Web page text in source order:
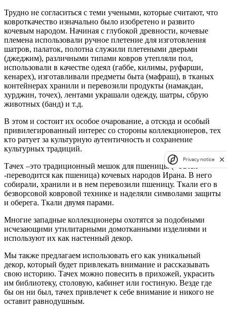
Трудно не согласиться с теми учеными, которые считают, что
ковроткачество изначально было изобретено и развито
кочевым народом. Начиная с глубокой древности, кочевые
племена использовали ручное плетение для изготовления
шатров, палаток, полотна служили плетеными дверьми
(джеджим), различными типами ковров утепляли пол,
использовали в качестве одеял (габбе, килимы, руфарши,
кенарех), изготавливали предметы быта (мафраш), в тканых
контейнерах хранили и перевозили продукты (намакдан,
хурджин, точех), лентами украшали одежду, шатры, сбрую
животных (банд) и т.д.
В этом и состоит их особое очарование, а отсюда и особый
привилегированный интерес со стороны коллекционеров, тех
кто ратует за культурную аутентичность и сохранение
культурных традиций.
Тачех –это традиционный мешок для пшеницы («Тачех»
-переводится как пшеница) кочевых народов Ирана. В него
собирали, хранили и в нем перевозили пшеницу. Ткали его в
безворсовой ковровой технике и наделяли символами защиты
и оберега. Ткали двумя парами.
Многие западные коллекционеры охотятся за подобными
исчезающими утилитарными домотканными изделиями и
используют их как настенный декор.
Мы также предлагаем использовать его как уникальный
декор, который будет привлекать внимание и рассказывать
свою историю. Тачех можно повесить в прихожей, украсить
им библиотеку, столовую, кабинет или гостиную. Везде где
бы он ни был, тачех привлечет к себе внимание и никого не
оставит равнодушным.
Privacy notice